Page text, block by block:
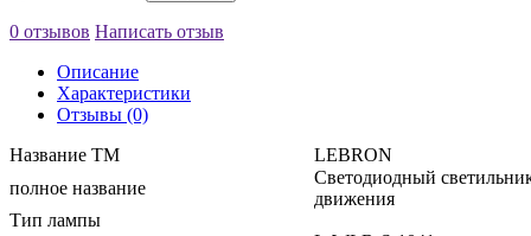
0 отзывов Написать отзыв
Описание
Характеристики
Отзывы (0)
Название ТМ
LEBRON
полное название
Светодиодный
движения
Тип лампы